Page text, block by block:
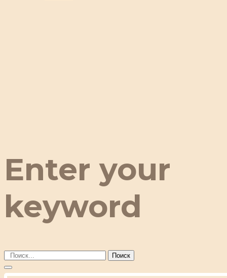
Enter your
keyword
Поиск